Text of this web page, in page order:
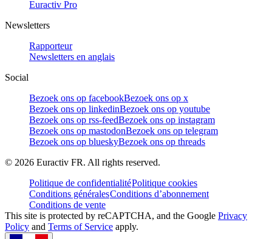
Euractiv Pro
Newsletters
Rapporteur
Newsletters en anglais
Social
Bezoek ons op facebookBezoek ons op x
Bezoek ons op linkedinBezoek ons op youtube
Bezoek ons op rss-feedBezoek ons op instagram
Bezoek ons op mastodonBezoek ons op telegram
Bezoek ons op blueskyBezoek ons op threads
© 2026 Euractiv FR. All rights reserved.
Politique de confidentialitéPolitique cookies
Conditions généralesConditions d’abonnement
Conditions de vente
This site is protected by reCAPTCHA, and the Google Privacy
Policy and Terms of Service apply.